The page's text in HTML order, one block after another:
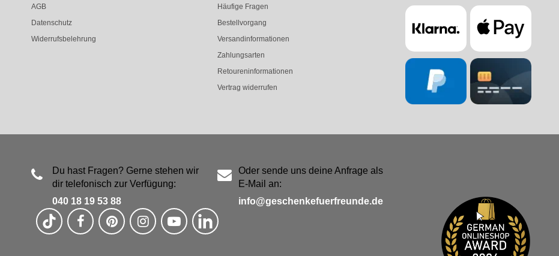
AGB
Datenschutz
Widerrufsbelehrung
Häufige Fragen
Bestellvorgang
Versandinformationen
Zahlungsarten
Retoureninformationen
Vertrag widerrufen
Du hast Fragen? Gerne stehen wir
dir telefonisch zur Verfügung:
040 18 19 53 88
Oder sende uns deine Anfrage als
E-Mail an:
info@geschenkefuerfreunde.de